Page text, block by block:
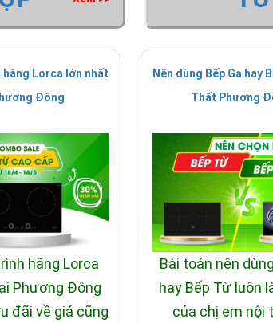
Lorca lớn nhất
Đông
hãng Lorca
Phương Đông
đãi về giá cũng
Nên dùng Bếp Ga hay
Thất Phương
Bài toán nên
hay Bếp Từ luôn
của chị em nội